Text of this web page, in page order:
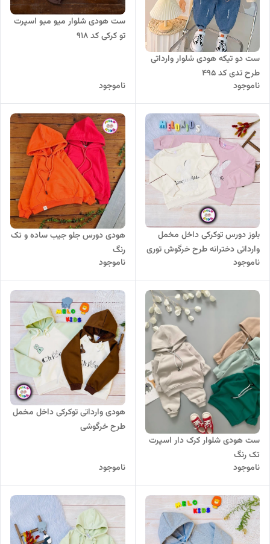
ست دو تیکه هودی شلوار وارداتی
طرح تدی کد 495
ناموجود
ست هودی شلوار میو میو اسپرت
تو کرکی کد ۹۱۸
ناموجود
بلوز دورس توکرکی داخل مخمل
وارداتی دخترانه طرح خرگوش توری
کد 29
ناموجود
هودی دورس جلو جیب ساده و تک
رنگ
ناموجود
ست هودی شلوار کرک دار اسپرت
تک رنگ
ناموجود
هودی وارداتی توکرکی داخل مخمل
طرح خرگوشی
ناموجود